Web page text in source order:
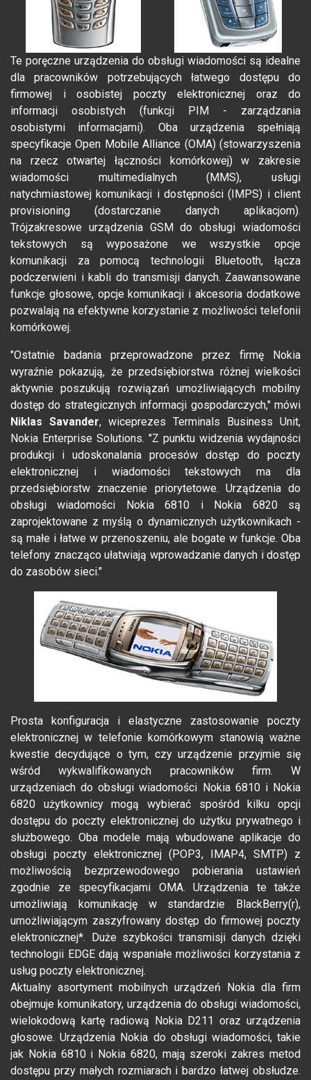
Te poręczne urządzenia do obsługi wiadomości są idealne
dla pracowników potrzebujących łatwego dostępu do
firmowej i osobistej poczty elektronicznej oraz do
informacji osobistych (funkcji PIM - zarządzania
osobistymi informacjami). Oba urządzenia spełniają
specyfikacje Open Mobile Alliance (OMA) (stowarzyszenia
na rzecz otwartej łączności komórkowej) w zakresie
wiadomości multimedialnych (MMS), usługi
natychmiastowej komunikacji i dostępności (IMPS) i client
provisioning (dostarczanie danych aplikacjom).
Trójzakresowe urządzenia GSM do obsługi wiadomości
tekstowych są wyposażone we wszystkie opcje
komunikacji za pomocą technologii Bluetooth, łącza
podczerwieni i kabli do transmisji danych. Zaawansowane
funkcje głosowe, opcje komunikacji i akcesoria dodatkowe
pozwalają na efektywne korzystanie z możliwości telefonii
komórkowej.
"Ostatnie badania przeprowadzone przez firmę Nokia
wyraźnie pokazują, że przedsiębiorstwa różnej wielkości
aktywnie poszukują rozwiązań umożliwiających mobilny
dostęp do strategicznych informacji gospodarczych," mówi
Niklas Savander, wiceprezes Terminals Business Unit,
Nokia Enterprise Solutions. "Z punktu widzenia wydajności
produkcji i udoskonalania procesów dostęp do poczty
elektronicznej i wiadomości tekstowych ma dla
przedsiębiorstw znaczenie priorytetowe. Urządzenia do
obsługi wiadomości Nokia 6810 i Nokia 6820 są
zaprojektowane z myślą o dynamicznych użytkownikach -
są małe i łatwe w przenoszeniu, ale bogate w funkcje. Oba
telefony znacząco ułatwiają wprowadzanie danych i dostęp
do zasobów sieci."
Prosta konfiguracja i elastyczne zastosowanie poczty
elektronicznej w telefonie komórkowym stanowią ważne
kwestie decydujące o tym, czy urządzenie przyjmie się
wśród wykwalifikowanych pracowników firm. W
urządzeniach do obsługi wiadomości Nokia 6810 i Nokia
6820 użytkownicy mogą wybierać spośród kilku opcji
dostępu do poczty elektronicznej do użytku prywatnego i
służbowego. Oba modele mają wbudowane aplikacje do
obsługi poczty elektronicznej (POP3, IMAP4, SMTP) z
możliwością bezprzewodowego pobierania ustawień
zgodnie ze specyfikacjami OMA. Urządzenia te także
umożliwiają komunikację w standardzie BlackBerry(r),
umożliwiającym zaszyfrowany dostęp do firmowej poczty
elektronicznej*. Duże szybkości transmisji danych dzięki
technologii EDGE dają wspaniałe możliwości korzystania z
usług poczty elektronicznej.
Aktualny asortyment mobilnych urządzeń Nokia dla firm
obejmuje komunikatory, urządzenia do obsługi wiadomości,
wielokodową kartę radiową Nokia D211 oraz urządzenia
głosowe. Urządzenia Nokia do obsługi wiadomości, takie
jak Nokia 6810 i Nokia 6820, mają szeroki zakres metod
dostępu przy małych rozmiarach i bardzo łatwej obsłudze.